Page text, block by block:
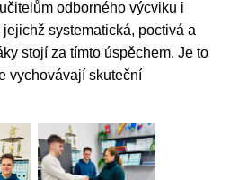
odborného výcviku i
systematická, poctivá a
stojí za tímto úspěchem. Je to
vychovávají skuteční